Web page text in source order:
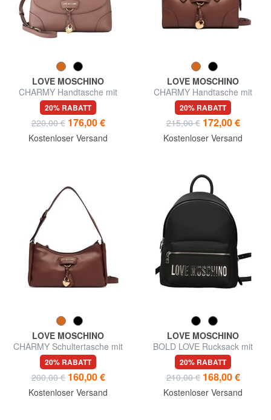
LOVE MOSCHINO
CHARMY Handtasche mit
Schulterriemen
20% RABATT
220,00 € 176,00 €
Kostenloser Versand
LOVE MOSCHINO
CHARMY Handtasche mit
Schulterriemen
20% RABATT
215,00 € 172,00 €
Kostenloser Versand
LOVE MOSCHINO
CHARMY Schultertasche mit
Schultergurt
20% RABATT
200,00 € 160,00 €
Kostenloser Versand
LOVE MOSCHINO
BOLD LOVE Rucksack mit
Vordertasche
20% RABATT
210,00 € 168,00 €
Kostenloser Versand